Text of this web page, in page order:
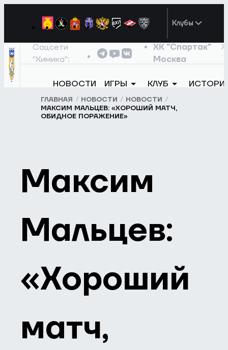
Клубы
Соцсети
"Химика":
ХК "Спартак"
Москва
НОВОСТИ ИГРЫ КЛУБ
ГЛАВНАЯ НОВОСТИ
НОВОСТИ
МАКСИМ МАЛЬЦЕВ: «ХОРОШИЙ МАТЧ,
ОБИДНОЕ ПОРАЖЕНИЕ»
Максим
Мальцев:
«Хороший
матч,